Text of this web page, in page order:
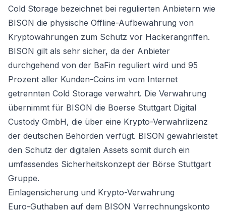
Cold Storage bezeichnet bei regulierten Anbietern wie
BISON die physische Offline-Aufbewahrung von
Kryptowährungen zum Schutz vor Hackerangriffen.
BISON gilt als sehr sicher, da der Anbieter
durchgehend von der BaFin reguliert wird und 95
Prozent aller Kunden-Coins im vom Internet
getrennten Cold Storage verwahrt. Die Verwahrung
übernimmt für BISON die Boerse Stuttgart Digital
Custody GmbH, die über eine Krypto-Verwahrlizenz
der deutschen Behörden verfügt. BISON gewährleistet
den Schutz der digitalen Assets somit durch ein
umfassendes Sicherheitskonzept der Börse Stuttgart
Gruppe.
Einlagensicherung und Krypto-Verwahrung
Euro-Guthaben auf dem BISON Verrechnungskonto